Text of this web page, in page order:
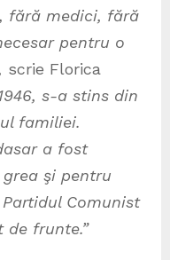
fără medici, fără
pentru o
scrie Florica
s-a stins din
familiei.
a fost
şi pentru
Comunist
de frunte.”